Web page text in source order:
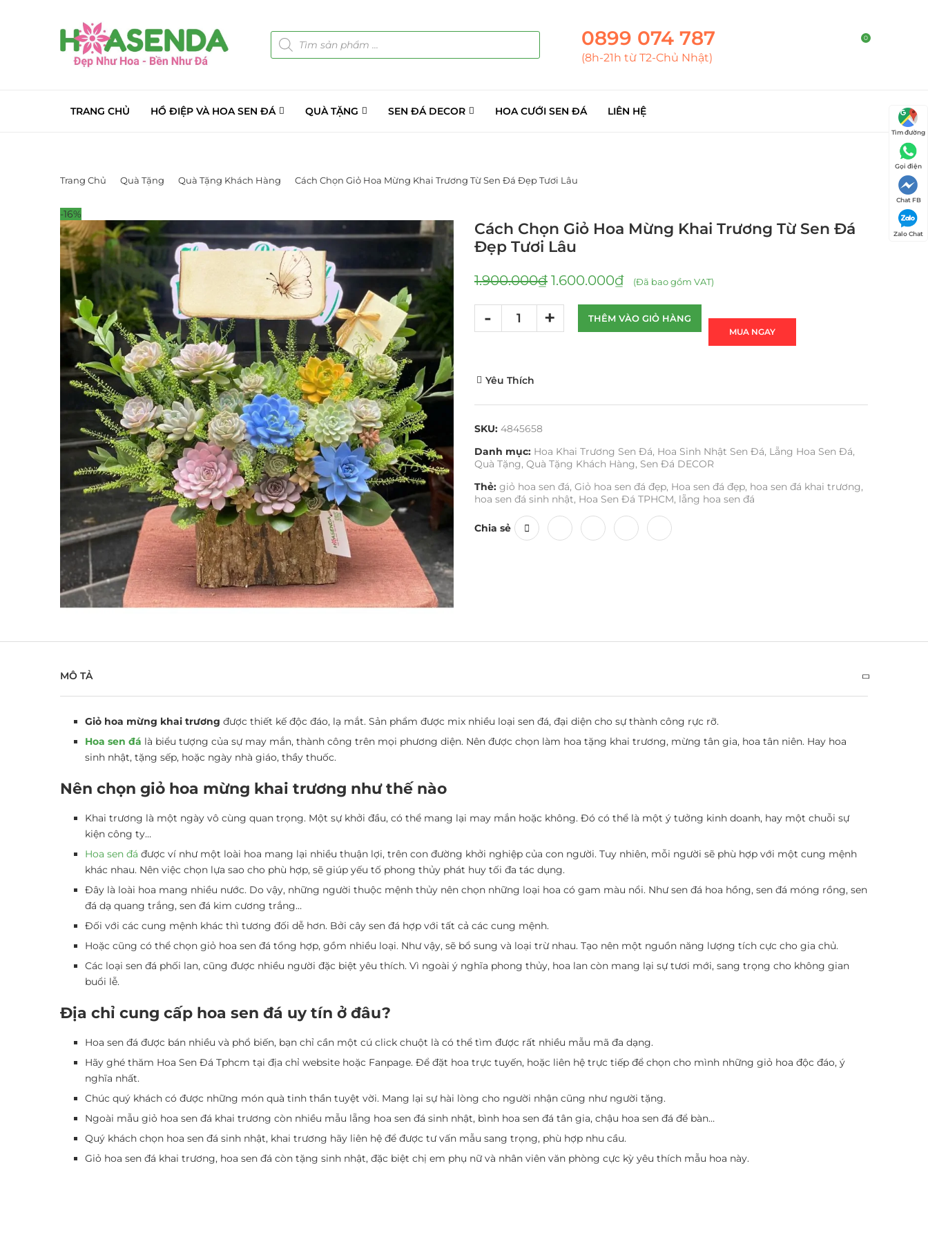
0899 074 787
(8h-21h từ T2-Chủ Nhật)
0
TRANG CHỦ HỒ ĐIỆP VÀ HOA SEN ĐÁ QUÀ TẶNG SEN ĐÁ DECOR HOA CƯỚI SEN ĐÁ LIÊN HỆ
Trang Chủ Quà Tặng Quà Tặng Khách Hàng Cách Chọn Giỏ Hoa Mừng Khai Trương Từ Sen Đá Đẹp Tươi Lâu
-16%
Cách Chọn Giỏ Hoa Mừng Khai Trương Từ Sen Đá
Đẹp Tươi Lâu
1.900.000₫ 1.600.000₫ (Đã bao gồm VAT)
THÊM VÀO GIỎ HÀNG
MUA NGAY
Yêu Thích
SKU: 4845658
Danh mục: Hoa Khai Trương Sen Đá, Hoa Sinh Nhật Sen Đá, Lẵng Hoa Sen Đá,
Quà Tặng, Quà Tặng Khách Hàng, Sen Đá DECOR
Thẻ: giỏ hoa sen đá, Giỏ hoa sen đá đẹp, Hoa sen đá đẹp, hoa sen đá khai trương,
hoa sen đá sinh nhật, Hoa Sen Đá TPHCM, lẵng hoa sen đá
Chia sẻ
MÔ TẢ
Giỏ hoa mừng khai trương được thiết kế độc đáo, lạ mắt. Sản phẩm được mix nhiều loại sen đá, đại diện cho sự thành công rực rỡ.
Hoa sen đá là biểu tượng của sự may mắn, thành công trên mọi phương diện. Nên được chọn làm hoa tặng khai trương, mừng tân gia, hoa tân niên. Hay hoa
sinh nhật, tặng sếp, hoặc ngày nhà giáo, thầy thuốc.
Nên chọn giỏ hoa mừng khai trương như thế nào
Khai trương là một ngày vô cùng quan trọng. Một sự khởi đầu, có thể mang lại may mắn hoặc không. Đó có thể là một ý tưởng kinh doanh, hay một chuỗi sự
kiện công ty…
Hoa sen đá được ví như một loài hoa mang lại nhiều thuận lợi, trên con đường khởi nghiệp của con người. Tuy nhiên, mỗi người sẽ phù hợp với một cung mệnh
khác nhau. Nên việc chọn lựa sao cho phù hợp, sẽ giúp yếu tố phong thủy phát huy tối đa tác dụng.
Đây là loài hoa mang nhiều nước. Do vậy, những người thuộc mệnh thủy nên chọn những loại hoa có gam màu nổi. Như sen đá hoa hồng, sen đá móng rồng, sen
đá dạ quang trắng, sen đá kim cương trắng…
Đối với các cung mệnh khác thì tương đối dễ hơn. Bởi cây sen đá hợp với tất cả các cung mệnh.
Hoặc cũng có thể chọn giỏ hoa sen đá tổng hợp, gồm nhiều loại. Như vậy, sẽ bổ sung và loại trừ nhau. Tạo nên một nguồn năng lượng tích cực cho gia chủ.
Các loại sen đá phối lan, cũng được nhiều người đặc biệt yêu thích. Vì ngoài ý nghĩa phong thủy, hoa lan còn mang lại sự tươi mới, sang trọng cho không gian
buổi lễ.
Địa chỉ cung cấp hoa sen đá uy tín ở đâu?
Hoa sen đá được bán nhiều và phổ biến, bạn chỉ cần một cú click chuột là có thể tìm được rất nhiều mẫu mã đa dạng.
Hãy ghé thăm Hoa Sen Đá Tphcm tại địa chỉ website hoặc Fanpage. Để đặt hoa trực tuyến, hoặc liên hệ trực tiếp để chọn cho mình những giỏ hoa độc đáo, ý
nghĩa nhất.
Chúc quý khách có được những món quà tinh thần tuyệt vời. Mang lại sự hài lòng cho người nhận cũng như người tặng.
Ngoài mẫu giỏ hoa sen đá khai trương còn nhiều mẫu lẵng hoa sen đá sinh nhật, bình hoa sen đá tân gia, chậu hoa sen đá để bàn…
Quý khách chọn hoa sen đá sinh nhật, khai trương hãy liên hệ để được tư vấn mẫu sang trọng, phù hợp nhu cầu.
Giỏ hoa sen đá khai trương, hoa sen đá còn tặng sinh nhật, đặc biệt chị em phụ nữ và nhân viên văn phòng cực kỳ yêu thích mẫu hoa này.
Tìm đường
Gọi điện
Chat FB
Zalo Chat